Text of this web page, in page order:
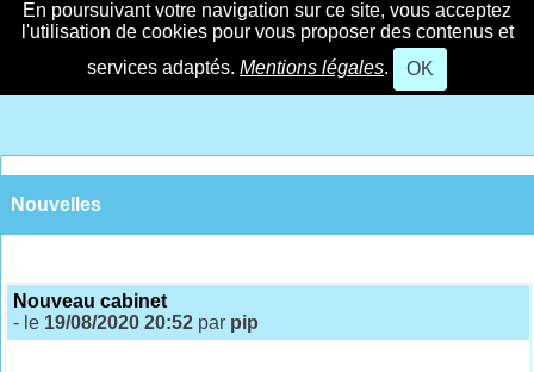
En poursuivant votre navigation sur ce site, vous acceptez
l'utilisation de cookies pour vous proposer des contenus et
services adaptés. Mentions légales. OK
Nouvelles
Nouveau cabinet
- le 19/08/2020 20:52 par pip